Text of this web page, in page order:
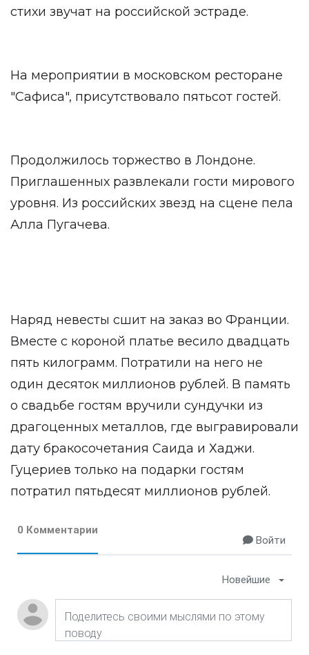
стихи звучат на российской эстраде.
На мероприятии в московском ресторане
"Сафиса", присутствовало пятьсот гостей.
Продолжилось торжество в Лондоне.
Приглашенных развлекали гости мирового
уровня. Из российских звезд на сцене пела
Алла Пугачева.
Наряд невесты сшит на заказ во Франции.
Вместе с короной платье весило двадцать
пять килограмм. Потратили на него не
один десяток миллионов рублей. В память
о свадьбе гостям вручили сундучки из
драгоценных металлов, где выгравировали
дату бракосочетания Саида и Хаджи.
Гуцериев только на подарки гостям
потратил пятьдесят миллионов рублей.
0 Комментарии
Войти
Новейшие